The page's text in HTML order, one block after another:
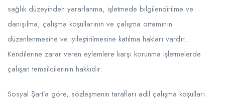
sağlık düzeyinden yararlanma, işletmede bilgilendirilme ve
danışılma, çalışma koşullarının ve çalışma ortamının
düzenlenmesine ve iyileştirilmesine katılma hakları vardır.
Kendilerine zarar veren eylemlere karşı korunma işletmelerde
çalışan temsilcilerinin hakkıdır.
Sosyal Şart’a göre, sözleşmenin tarafları adil çalışma koşulları